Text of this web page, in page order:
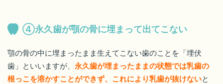
④永久歯が顎の骨に埋まって出てこない
顎の骨の中に埋まったまま生えてこない歯のことを「埋伏
歯」といいますが、 永久歯が埋まったままの状態では乳歯の
根っこを溶かすことができず、これにより乳歯が抜けないと